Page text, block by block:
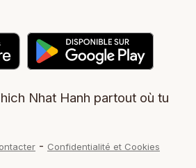
Nhat Hanh partout où tu
- Confidentialité et Cookies